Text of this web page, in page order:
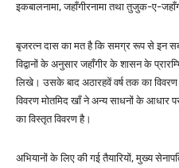
इकबालनामा, जहाँगीरनामा तथा तुजुक-ए-
बृजरत्न दास का मत है कि समग्र रूप से इन सब
विद्वानों के अनुसार जहाँगीर के शासन के
लिखे। उसके बाद अठारहवें वर्ष तक का
विवरण मोतमिद खाँ ने अन्य साधनों के आधार
का विस्तृत विवरण है।
अभियानों के लिए की गई तैयारियों, मुख्य